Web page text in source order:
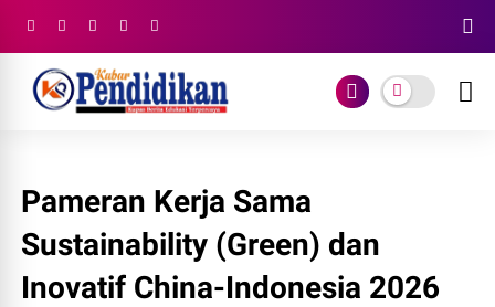
Pameran Kerja Sama
Sustainability (Green) dan
Inovatif China-Indonesia 2026